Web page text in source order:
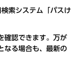
索システム「パスけ
確認できます。万が
なる場合も、最新の